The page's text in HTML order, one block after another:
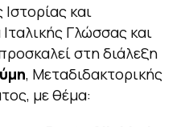
και
Γλώσσας και
στη διάλεξη
, Μεταδιδακτορικής
με θέμα: